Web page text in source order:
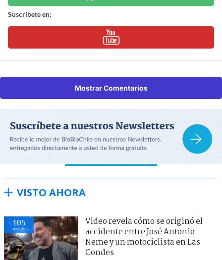
Suscríbete en:
Mostrar Comentarios
VISTO AHORA
105
visitas
Video revela cómo se originó el
accidente entre José Antonio
Neme y un motociclista en Las
Condes